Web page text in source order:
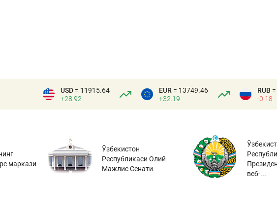
USD = 11915.64
+28.92
EUR = 13749.46
+32.19
RUB
-0.18
маркази
Ўзбекистон
Республикаси Олий
Мажлис Сенати
веб-...